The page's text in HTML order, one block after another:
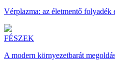
Vérplazma: az életmentő folyadék
FÉSZEK
A modern környezetbarát